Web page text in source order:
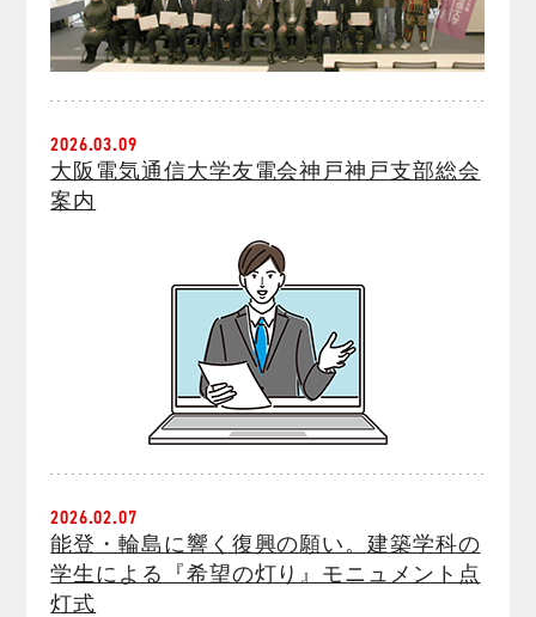
2026.03.09
大阪電気通信大学友電会神戸神戸支部総会
案内
2026.02.07
能登・輪島に響く復興の願い。建築学科の
学生による『希望の灯り』モニュメント点
灯式